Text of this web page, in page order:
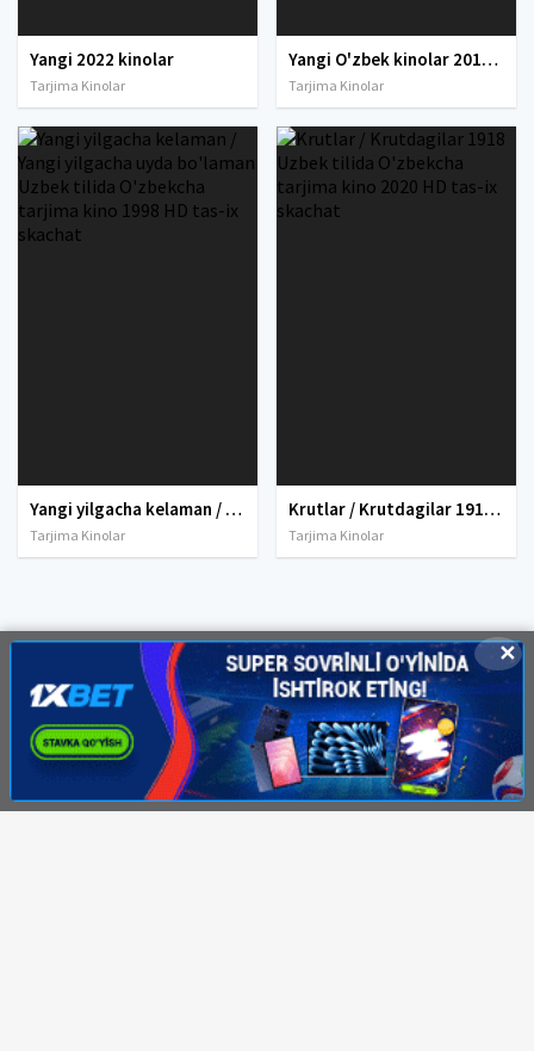
Yangi 2022 kinolar
Tarjima Kinolar
Yangi O'zbek kinolar 2010-2011-2012-2013-2014-2015-2016-2017-2018-2019-2020-2021-2022-2023-2024-2025 O'zbek tilida Uzbek tarjima Full HD
Tarjima Kinolar
Yangi yilgacha kelaman / Yangi yilgacha uyda bo'laman Uzbek tilida O'zbekcha tarjima kino 1998 HD tas-ix skachat
Tarjima Kinolar
Krutlar / Krutdagilar 1918 Uzbek tilida O'zbekcha tarjima kino 2020 HD tas-ix skachat
Tarjima Kinolar
✕